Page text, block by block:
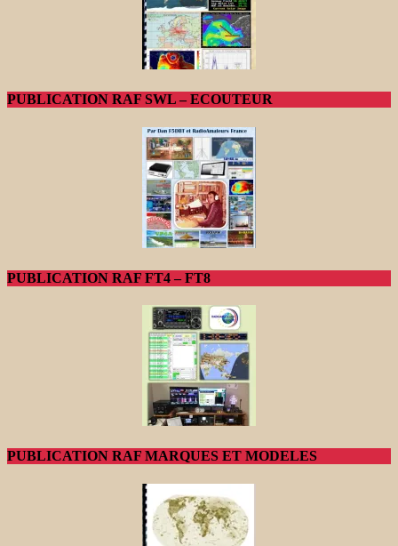
PUBLICATION RAF SWL – ECOUTEUR
PUBLICATION RAF FT4 – FT8
PUBLICATION RAF MARQUES ET MODELES